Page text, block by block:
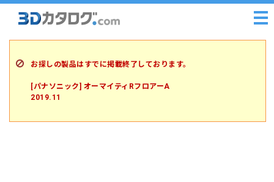
お探しの製品はすでに掲載終了しております。
[パナソニック] オーマイティRフロアーA
2019.11